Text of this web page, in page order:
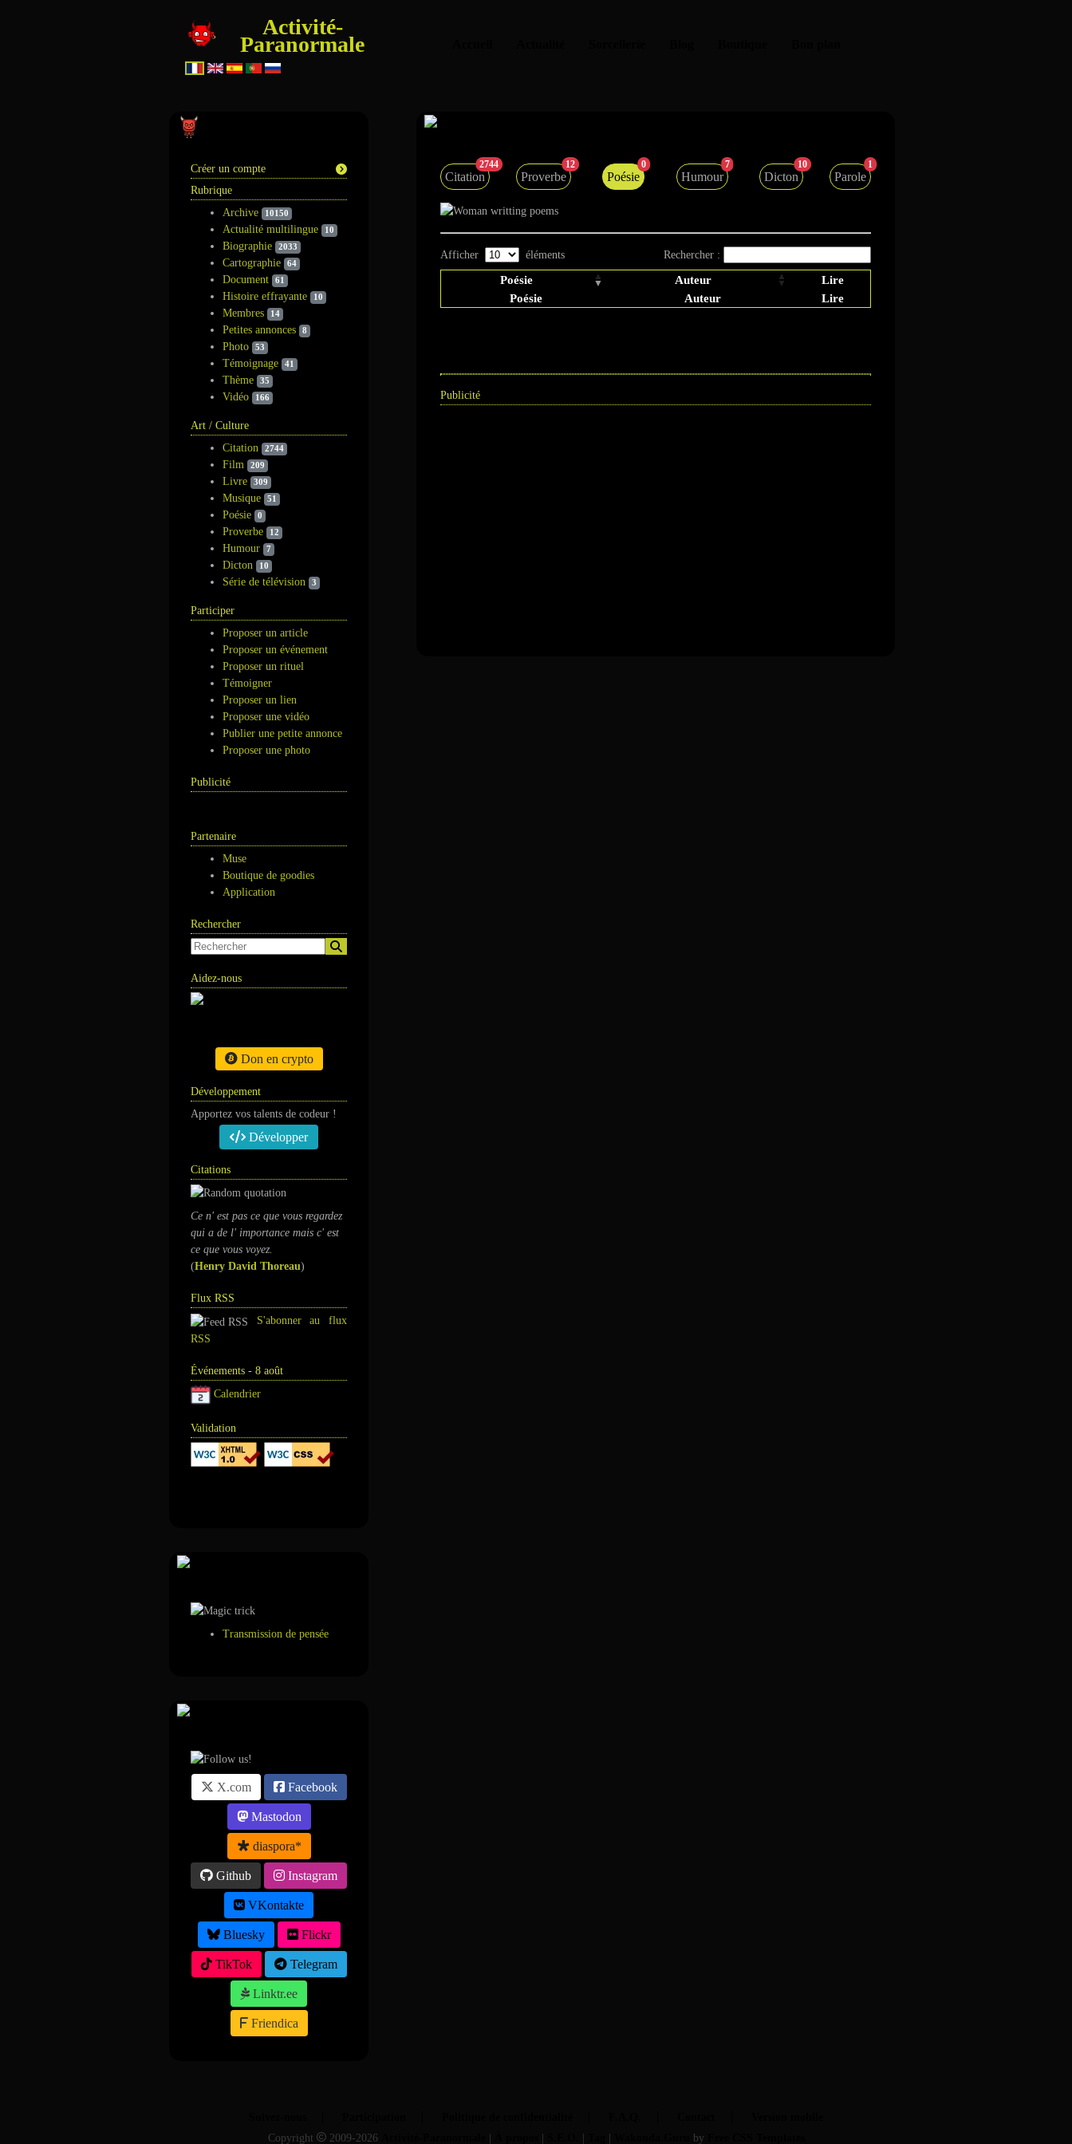
Activité-
Paranormale
Créer un compte
Rubrique
Archive
10150
Actualité multilingue 10
Biographie 2033
Cartographie 64
Document 61
Histoire effrayante 10
Membres 14
Petites annonces 8
Photo 53
Témoignage 41
Thème 35
Vidéo 166
Art / Culture
Citation
2744
Film 209
Livre 309
Musique 51
Poésie 0
Proverbe 12
Humour 7
Dicton 10
Série de télévision 3
Participer
Proposer un article
Proposer un événement
Proposer un rituel
Témoigner
Proposer un lien
Proposer une vidéo
Publier une petite annonce
Proposer une photo
Publicité
Partenaire
Muse
Boutique de goodies
Application
Rechercher
Aidez-nous
Don en crypto
Développement
Apportez vos talents de codeur !
Développer
Citations
Ce n' est pas ce que vous regardez
qui a de l' importance mais c' est
ce que vous voyez.
(Henry David Thoreau)
Flux RSS
S'abonner au flux
RSS
Événements - 8 août
Calendrier
Validation
Transmission de pensée
X.com Facebook
Mastodon
diaspora*
Github Instagram
VKontakte
Bluesky Flickr
TikTok Telegram
Linktr.ee
Friendica
Citation
2744
Proverbe
12
Poésie
0
Humour
7
Dicton
10
Parole
1
Afficher éléments Rechercher :
Poésie Auteur
Lire
Poésie
Auteur Lire
Publicité
Copyright
2009-2026 by